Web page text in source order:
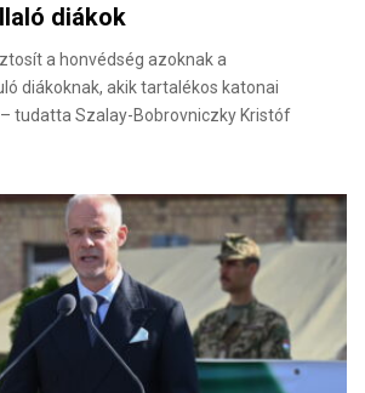
diákok
a honvédség azoknak a
diákoknak, akik tartalékos katonai
tudatta Szalay-Bobrovniczky Kristóf